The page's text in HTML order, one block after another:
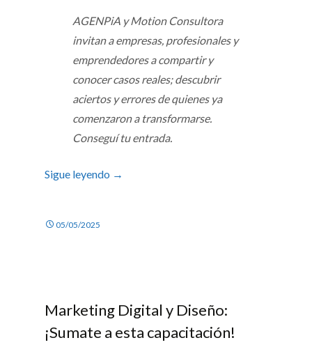
AGENPiA y Motion Consultora
invitan a empresas, profesionales y
emprendedores a compartir y
conocer casos reales; descubrir
aciertos y errores de quienes ya
comenzaron a transformarse.
Conseguí tu entrada.
Sigue leyendo →
05/05/2025
Marketing Digital y Diseño:
¡Sumate a esta capacitación!